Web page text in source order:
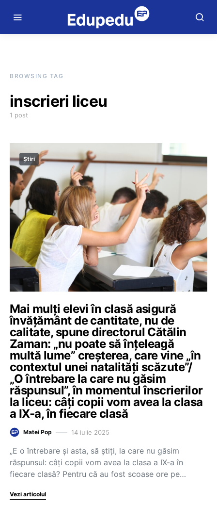
BROWSING TAG
inscrieri liceu
1 post
Știri
Mai mulți elevi în clasă asigură
învățământ de cantitate, nu de
calitate, spune directorul Cătălin
Zaman: „nu poate să înțeleagă
multă lume” creșterea, care vine „în
contextul unei natalități scăzute”/
„O întrebare la care nu găsim
răspunsul”, în momentul înscrierilor
la liceu: câți copii vom avea la clasa
a IX-a, în fiecare clasă
Matei Pop 14 iulie 2025
„E o întrebare și asta, să știți, la care nu găsim
răspunsul: câți copii vom avea la clasa a IX-a în
fiecare clasă? Pentru că au fost scoase ore pe…
Vezi articolul